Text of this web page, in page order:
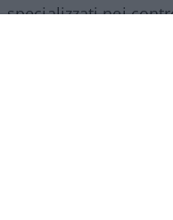
specializzati nei